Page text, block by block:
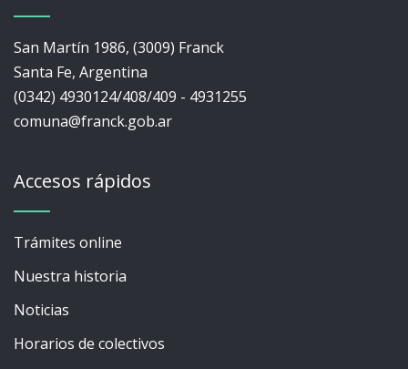
San Martín 1986, (3009) Franck
Santa Fe, Argentina
(0342) 4930124/408/409 - 4931255
comuna@franck.gob.ar
Accesos rápidos
Trámites online
Nuestra historia
Noticias
Horarios de colectivos